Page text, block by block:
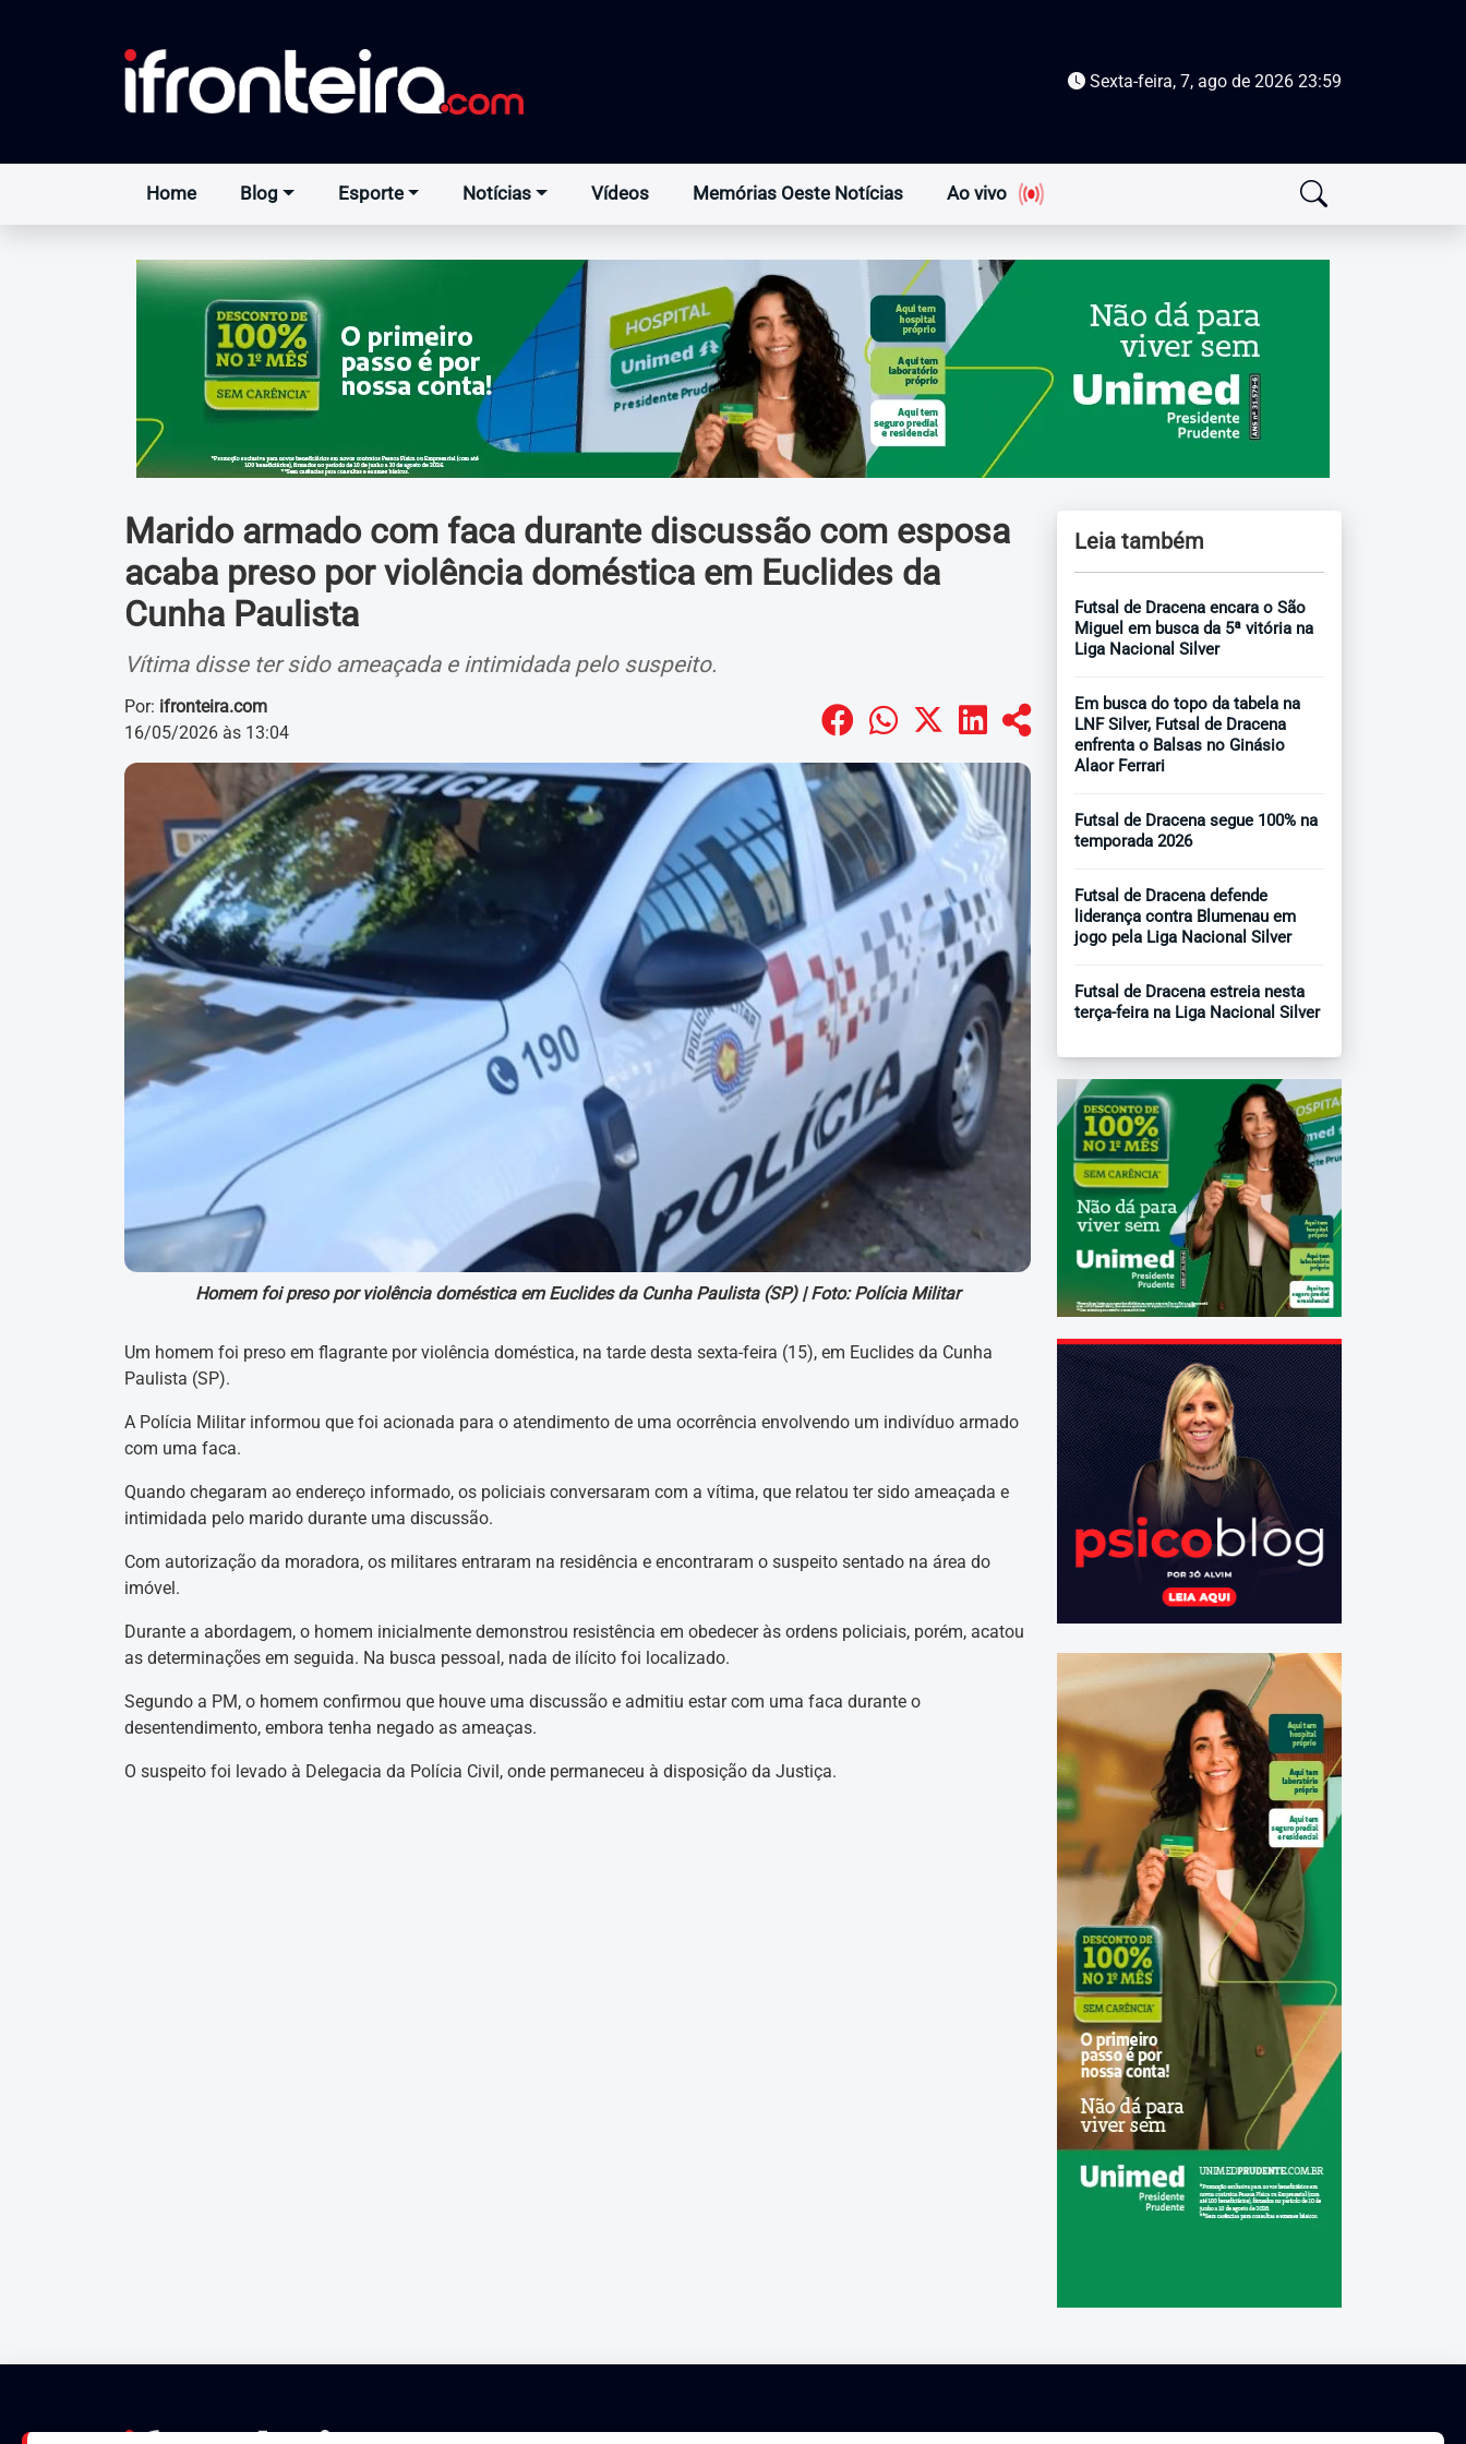
Sexta-feira, 7, ago de 2026 23:59
Home Blog Esporte Notícias Vídeos Memórias Oeste Notícias Ao vivo
Marido armado com faca durante discussão com esposa
acaba preso por violência doméstica em Euclides da
Cunha Paulista
Vítima disse ter sido ameaçada e intimidada pelo suspeito.
Por: ifronteira.com
16/05/2026 às 13:04
Homem foi preso por violência doméstica em Euclides da Cunha Paulista (SP) | Foto: Polícia Militar
Um homem foi preso em flagrante por violência doméstica, na tarde desta sexta-feira (15), em Euclides da Cunha
Paulista (SP).
A Polícia Militar informou que foi acionada para o atendimento de uma ocorrência envolvendo um indivíduo armado
com uma faca.
Quando chegaram ao endereço informado, os policiais conversaram com a vítima, que relatou ter sido ameaçada e
intimidada pelo marido durante uma discussão.
Com autorização da moradora, os militares entraram na residência e encontraram o suspeito sentado na área do
imóvel.
Durante a abordagem, o homem inicialmente demonstrou resistência em obedecer às ordens policiais, porém, acatou
as determinações em seguida. Na busca pessoal, nada de ilícito foi localizado.
Segundo a PM, o homem confirmou que houve uma discussão e admitiu estar com uma faca durante o
desentendimento, embora tenha negado as ameaças.
O suspeito foi levado à Delegacia da Polícia Civil, onde permaneceu à disposição da Justiça.
Leia também
Futsal de Dracena encara o São
Miguel em busca da 5ª vitória na
Liga Nacional Silver
Em busca do topo da tabela na
LNF Silver, Futsal de Dracena
enfrenta o Balsas no Ginásio
Alaor Ferrari
Futsal de Dracena segue 100% na
temporada 2026
Futsal de Dracena defende
liderança contra Blumenau em
jogo pela Liga Nacional Silver
Futsal de Dracena estreia nesta
terça-feira na Liga Nacional Silver